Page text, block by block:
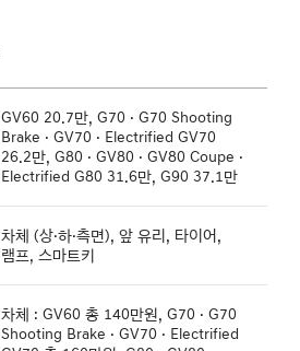
GV60 20.7만, G70 · G70 Shooting
Brake · GV70 · Electrified GV70
26.2만, G80 · GV80 · GV80 Coupe ·
Electrified G80 31.6만, G90 37.1만
차체 (상·하·측면), 앞 유리, 타이어,
램프, 스마트키
차체 : GV60 총 140만원, G70 · G70
Shooting Brake · GV70 · Electrified